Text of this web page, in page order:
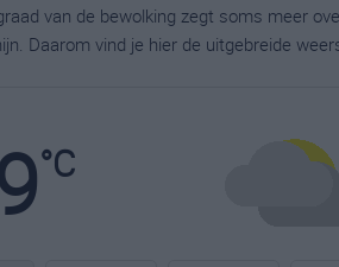
van de bewolking zegt soms meer
Daarom vind je hier de uitgebreide
°C